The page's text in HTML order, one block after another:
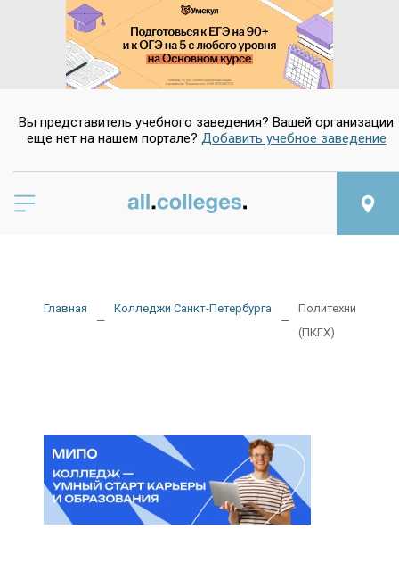
Вы представитель учебного заведения? Вашей организации
еще нет на нашем портале? Добавить учебное заведение
Главная Колледжи Санкт-Петербурга
(ПКГХ)